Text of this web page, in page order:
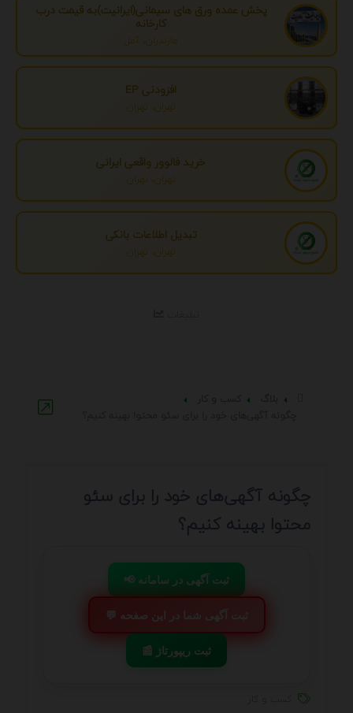
پخش عمده ورق های سیمانی(ایرانیت)به قیمت درب
کارخانه
مازندران، آمل
افزودنی EP
تهران، تهران
خرید فالوور واقعی ایرانی
تهران، تهران
تبدیل اطلاعات بانکی
تهران، تهران
چگونه آگهی‌های خود را برای سئو
محتوا بهینه کنیم؟
📢 ثبت آگهی در سامانه
💬 ثبت آگهی شما در این صفحه
📰 ثبت ریپورتاژ